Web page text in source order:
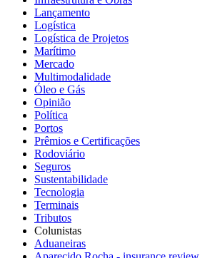
Lançamento
Logística
Logística de Projetos
Marítimo
Mercado
Multimodalidade
Óleo e Gás
Opinião
Política
Portos
Prêmios e Certificações
Rodoviário
Seguros
Sustentabilidade
Tecnologia
Terminais
Tributos
Colunistas
Aduaneiras